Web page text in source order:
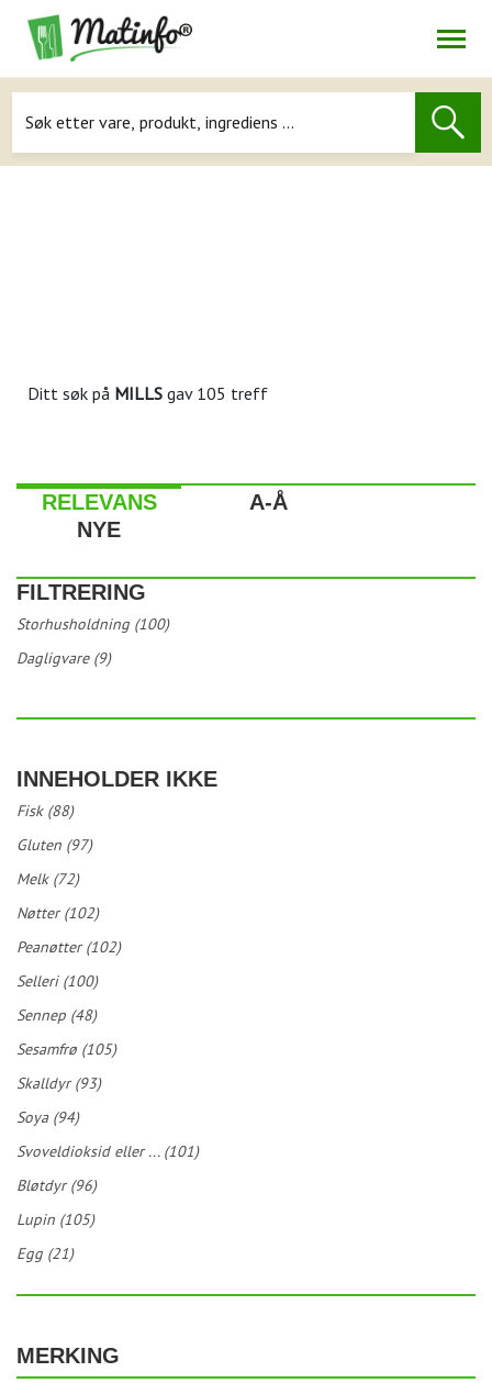
Navigasjon
Ditt søk på MILLS gav 105 treff
RELEVANS
A-Å
NYE
FILTRERING
Storhusholdning (100)
Dagligvare (9)
INNEHOLDER IKKE
Fisk (88)
Gluten (97)
Melk (72)
Nøtter (102)
Peanøtter (102)
Selleri (100)
Sennep (48)
Sesamfrø (105)
Skalldyr (93)
Soya (94)
Svoveldioksid eller ... (101)
Bløtdyr (96)
Lupin (105)
Egg (21)
MERKING